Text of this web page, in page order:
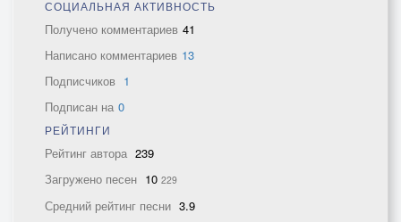
СОЦИАЛЬНАЯ АКТИВНОСТЬ
Получено комментариев 41
Написано комментариев 13
Подписчиков 1
Подписан на 0
РЕЙТИНГИ
Рейтинг автора 239
Загружено песен 10 229
Средний рейтинг песни 3.9